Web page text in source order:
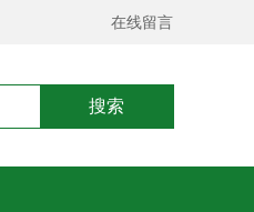
在线留言
搜索